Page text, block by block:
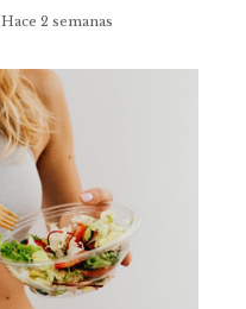
Hace 2 semanas